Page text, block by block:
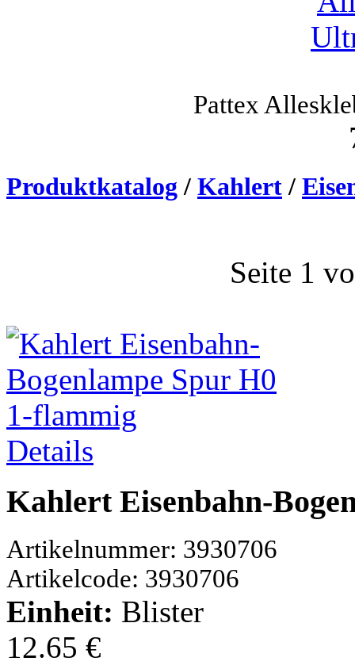
Pattex
Produktkatalog / Kahlert /
Seite 1
Details
Kahlert Eisenbahn-
Artikelnummer: 3930706
Artikelcode: 3930706
Einheit: Blister
12.65 €